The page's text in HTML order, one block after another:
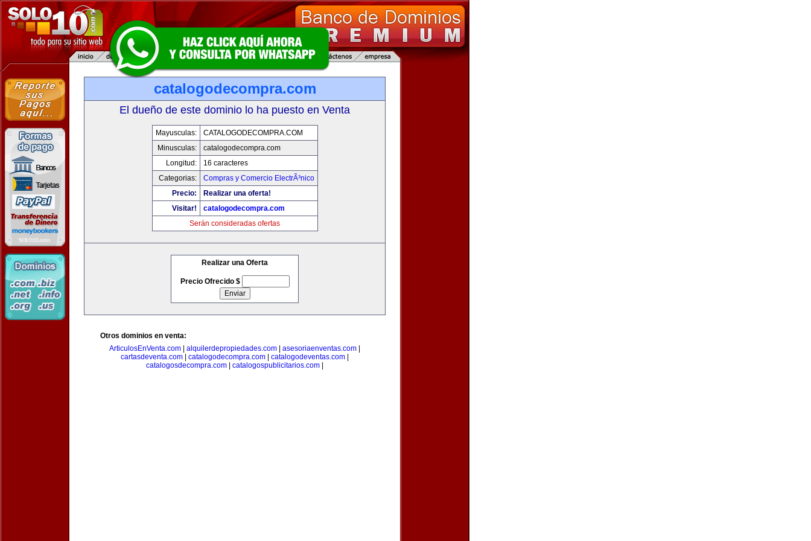
catalogodecompra.com
El dueño de este dominio lo ha puesto en Venta
Mayusculas:
CATALOGODECOMPRA.COM
Minusculas:
catalogodecompra.com
Longitud:
16 caracteres
Categorias:
Compras y Comercio ElectrÃ³nico
Precio:
Realizar una oferta!
Visitar!
catalogodecompra.com
Serán consideradas ofertas
Realizar una Oferta
Precio Ofrecido $
Otros dominios en venta:
ArticulosEnVenta.com
alquilerdepropiedades.com asesoriaenventas.com
cartasdeventa.com
catalogodecompra.com catalogodeventas.com
catalogosdecompra.com
catalogospublicitarios.com